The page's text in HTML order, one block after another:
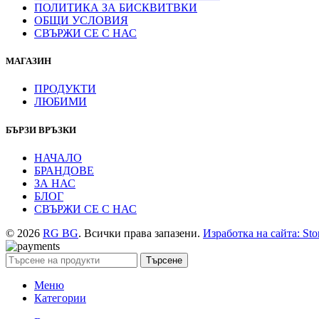
ПОЛИТИКА ЗА БИСКВИТВКИ
ОБЩИ УСЛОВИЯ
СВЪРЖИ СЕ С НАС
МАГАЗИН
ПРОДУКТИ
ЛЮБИМИ
БЪРЗИ ВРЪЗКИ
НАЧАЛО
БРАНДОВЕ
ЗА НАС
БЛОГ
СВЪРЖИ СЕ С НАС
© 2026 RG BG. Всички права запазени. Изработка на сайта:
Търсене
Меню
Категории